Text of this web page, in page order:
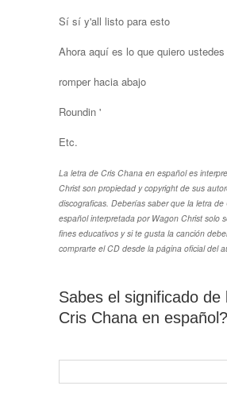
Sí sí y'all listo para esto
Ahora aquí es lo que quiero
romper hacia abajo
Roundin '
Etc.
La letra de Cris Chana en español es
Christ son propiedad y copyright de sus
discograficas. Deberías saber que la letra
español interpretada por Wagon Christ solo
fines educativos y si te gusta la canción
comprarte el CD desde la página oficial del
Sabes el significado de
Cris Chana en español?